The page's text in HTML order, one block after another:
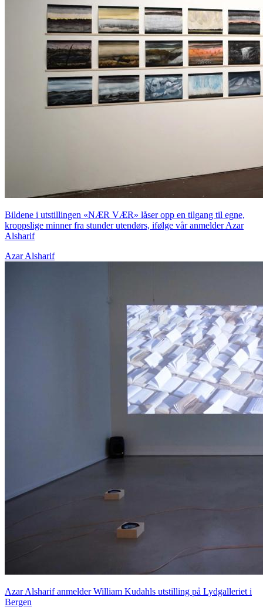
Bildene i utstillingen «NÆR VÆR» låser opp en tilgang til egne,
kroppslige minner fra stunder utendørs, ifølge vår anmelder Azar
Alsharif
Azar Alsharif
Azar Alsharif anmelder William Kudahls utstilling på Lydgalleriet i
Bergen